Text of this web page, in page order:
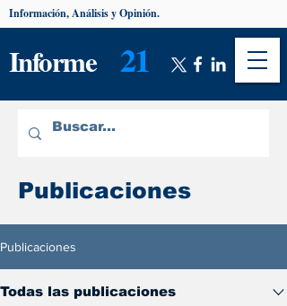
Informe 21
Información, Análisis y Opinión.
Publicaciones
Publicaciones
Todas las publicaciones